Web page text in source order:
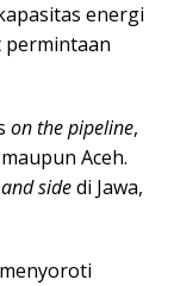
energi
permintaan
on the pipeline,
Aceh.
sidedi Jawa,